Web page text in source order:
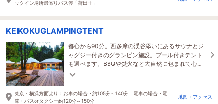
ックイン場所最寄りバス停「荷田子」
KEIKOKUGLAMPINGTENT
都心から90分。西多摩の渓谷添いにあるサウナとジ
ャグジー付きのグランピン施設。プール付きテント
も選べます。BBQや焚火など大自然に包まれて心か
らくつろげるプライベートな時間をお過ごしくださ
東京・横浜方面より：お車の場合・約105分～140分 電車の場合・電
車・バスorタクシー約120分～150分
地図・アクセス